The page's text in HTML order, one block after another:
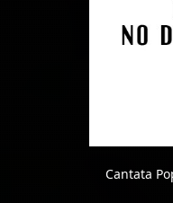
Cantata